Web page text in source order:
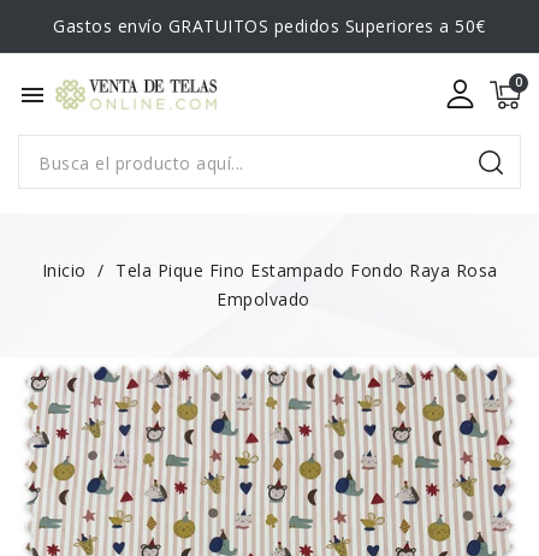
Gastos envío GRATUITOS pedidos Superiores a 50€
menu
Inicio
Tela Pique Fino Estampado Fondo Raya Rosa
Empolvado
NUEVO